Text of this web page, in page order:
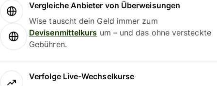
Vergleiche Anbieter von Überweisungen
Wise tauscht dein Geld immer zum
Devisenmittelkurs um – und das ohne versteckte
Gebühren.
Verfolge Live-Wechselkurse